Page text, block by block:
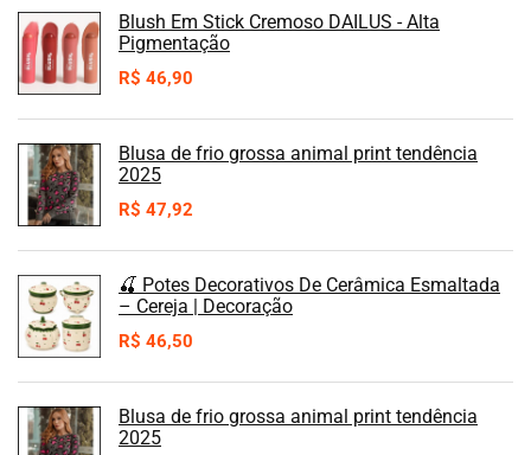
Blush Em Stick Cremoso DAILUS - Alta
Pigmentação
R$ 46,90
Blusa de frio grossa animal print tendência
2025
R$ 47,92
🍒 Potes Decorativos De Cerâmica Esmaltada
– Cereja | Decoração
R$ 46,50
Blusa de frio grossa animal print tendência
2025